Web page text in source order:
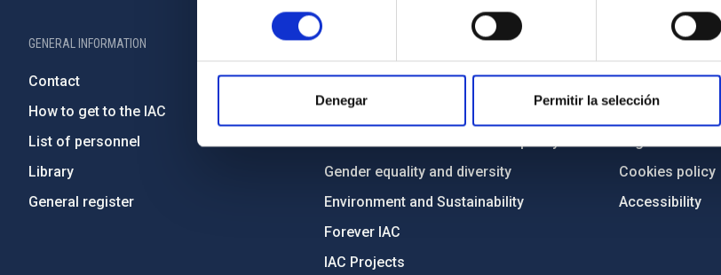
consentimiento
Denegar Permitir la selección
GENERAL INFORMATION
Contact
How to get to the IAC
List of personnel
Library
General register
Legislation
Transparency
Code of ethics and anti-fraud policy
Gender equality and diversity
Environment and Sustainability
Forever IAC
IAC Projects
IAC PORTAL
Sitemap
Privacy policy
Legal notice
Cookies policy
Accessibility